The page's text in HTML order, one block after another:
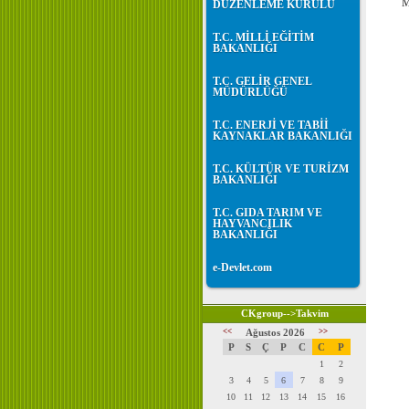
DÜZENLEME KURULU
T.C. MİLLİ EĞİTİM
BAKANLIĞI
T.C. GELİR GENEL
MÜDÜRLÜĞÜ
T.C. ENERJİ VE TABİİ
KAYNAKLAR BAKANLIĞI
T.C. KÜLTÜR VE TURİZM
BAKANLIĞI
T.C. GIDA TARIM VE
HAYVANCILIK
BAKANLIĞI
e-Devlet.com
CKgroup-->Takvim
<< Ağustos 2026 >>
P S Ç P C C P
1
2
3
4 5 6 7 8
9
10
11 12 13 14 15
16